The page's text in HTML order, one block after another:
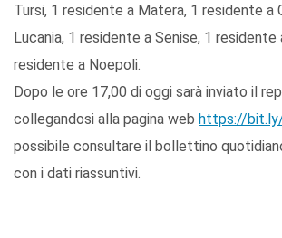
Tursi, 1 residente a Matera, 1 residente a
Lucania, 1 residente a Senise, 1 residente
residente a Noepoli.
Dopo le ore 17,00 di oggi sarà inviato il
collegandosi alla pagina web https://
possibile consultare il bollettino
con i dati riassuntivi.